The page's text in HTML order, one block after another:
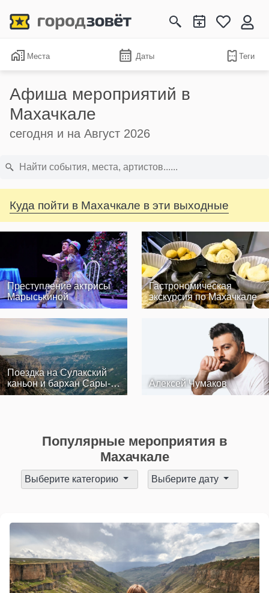
Места Даты Теги
Афиша мероприятий в
Махачкале
сегодня и на Август 2026
Куда пойти в Махачкале в эти выходные
Преступление актрисы
Марыськиной
Гастрономическая
экскурсия по Махачкале
Поездка на Сулакский
каньон и бархан Сары-
кум
Алексей Чумаков
Популярные мероприятия в
Махачкале
Выберите категорию Выберите дату